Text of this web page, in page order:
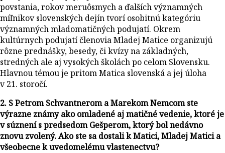
povstania, rokov meruôsmych a ďalších významných
míľnikov slovenských dejín tvorí osobitnú kategóriu
významných mladomatičných podujatí. Okrem
kultúrnych podujatí členovia Mladej Matice organizujú
rôzne prednášky, besedy, či kvízy na základných,
stredných ale aj vysokých školách po celom Slovensku.
Hlavnou témou je pritom Matica slovenská a jej úloha
v 21. storočí.
2. S Petrom Schvantnerom a Marekom Nemcom ste
výrazne známy ako omladené aj matičné vedenie, ktoré je
v súznení s predsedom Gešperom, ktorý bol nedávno
znovu zvolený. Ako ste sa dostali k Matici, Mladej Matici a
všeobecne k uvedomelému vlastenectvu?